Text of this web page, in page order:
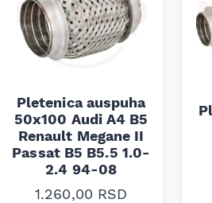
Pletenica auspuha
50x100 Audi A4 B5
Renault Megane II
Passat B5 B5.5 1.0-
2.4 94-08
1.260,00 RSD